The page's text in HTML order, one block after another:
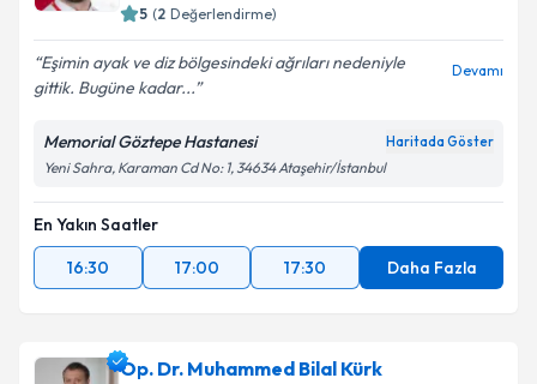
E-posta Adresiniz
Metni'ni okudum ve kişisel verilerimin belirtilen
kapsamda işlenmesini kabul ediyorum.
Takvim Talebini Gönder
5 (2 Değerlendirme)
Eşimin ayak ve diz bölgesindeki ağrıları nedeniyle
gittik. Bugüne kadar...
Devamı
Memorial Göztepe Hastanesi Haritada Göster
Yeni Sahra, Karaman Cd No: 1, 34634 Ataşehir/İstanbul
En Yakın Saatler
16:30
17:00 17:30 Daha Fazla
Op. Dr. Muhammed Bilal Kürk